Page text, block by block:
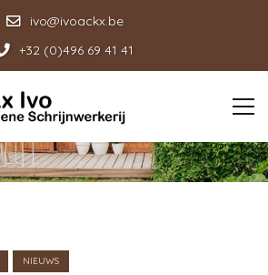
ivo@ivoackx.be
+32 (0)496 69 41 41
NIEUWS